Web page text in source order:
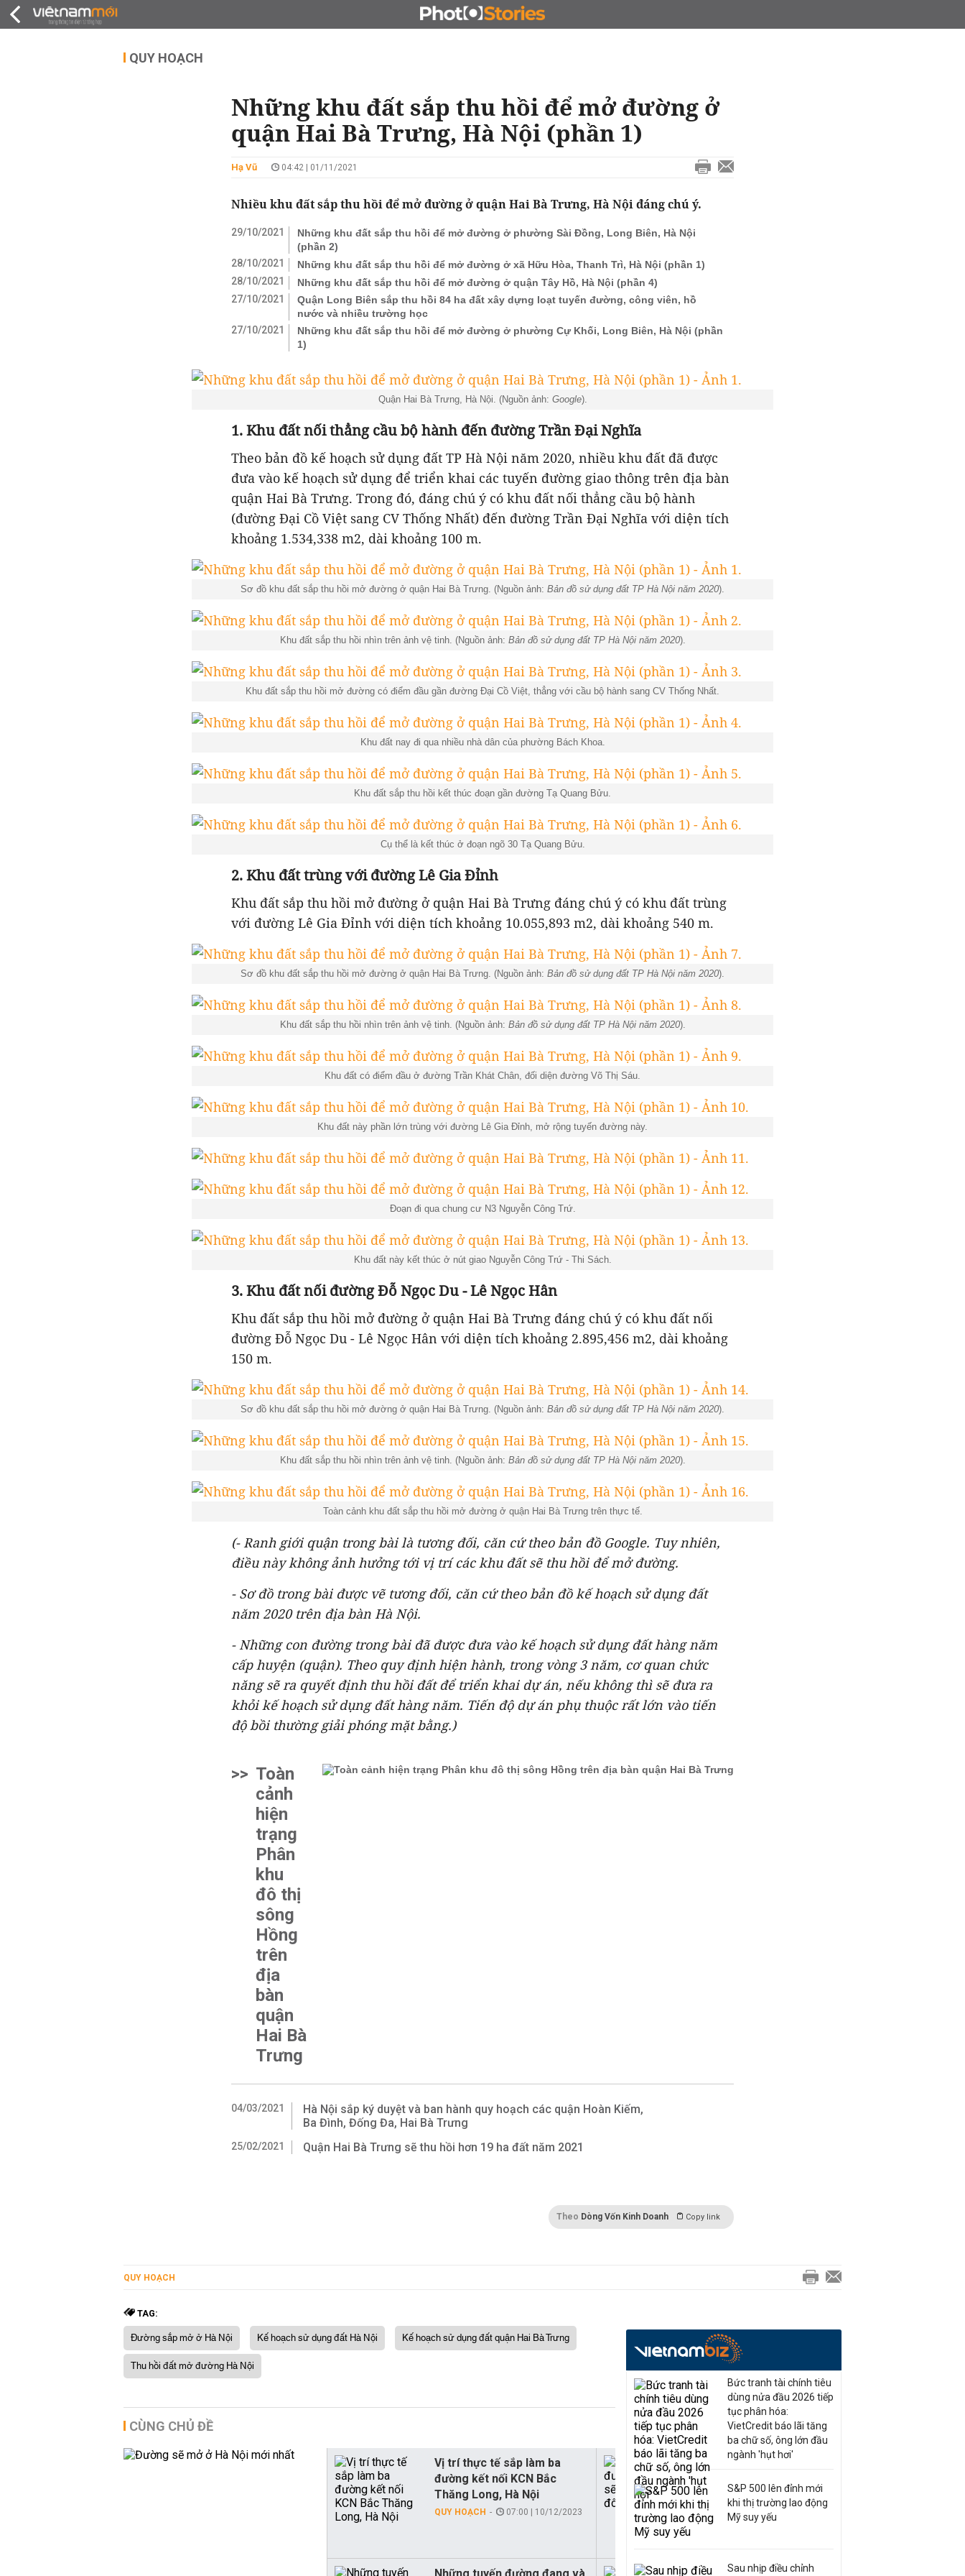
ĐẤU GIÁ - ĐẤU THẦU KINH DOANH
QUY HOẠCH
Những khu đất sắp thu hồi để mở đường ở
quận Hai Bà Trưng, Hà Nội (phần 1)
Hạ Vũ 04:42 | 01/11/2021
Nhiều khu đất sắp thu hồi để mở đường ở quận Hai Bà Trưng, Hà Nội đáng chú ý.
29/10/2021
Những khu đất sắp thu hồi để mở đường ở phường Sài Đồng, Long Biên, Hà Nội
(phần 2)
28/10/2021
Những khu đất sắp thu hồi để mở đường ở xã Hữu Hòa, Thanh Trì, Hà Nội (phần 1)
28/10/2021
Những khu đất sắp thu hồi để mở đường ở quận Tây Hồ, Hà Nội (phần 4)
27/10/2021
Quận Long Biên sắp thu hồi 84 ha đất xây dựng loạt tuyến đường, công viên, hồ
nước và nhiều trường học
27/10/2021
Những khu đất sắp thu hồi để mở đường ở phường Cự Khối, Long Biên, Hà Nội (phần
1)
Quận Hai Bà Trưng, Hà Nội. (Nguồn ảnh: Google).
1. Khu đất nối thẳng cầu bộ hành đến đường Trần Đại Nghĩa
Theo bản đồ kế hoạch sử dụng đất TP Hà Nội năm 2020, nhiều khu đất đã được
đưa vào kế hoạch sử dụng để triển khai các tuyến đường giao thông trên địa bàn
quận Hai Bà Trưng. Trong đó, đáng chú ý có khu đất nối thẳng cầu bộ hành
(đường Đại Cồ Việt sang CV Thống Nhất) đến đường Trần Đại Nghĩa với diện tích
khoảng 1.534,338 m2, dài khoảng 100 m.
Sơ đồ khu đất sắp thu hồi mở đường ở quận Hai Bà Trưng. (Nguồn ảnh: Bản đồ sử dụng đất TP Hà Nội năm 2020).
Khu đất sắp thu hồi nhìn trên ảnh vệ tinh. (Nguồn ảnh: Bản đồ sử dụng đất TP Hà Nội năm 2020).
Khu đất sắp thu hồi mở đường có điểm đầu gần đường Đại Cồ Việt, thẳng với cầu bộ hành sang CV Thống Nhất.
Khu đất nay đi qua nhiều nhà dân của phường Bách Khoa.
Khu đất sắp thu hồi kết thúc đoạn gần đường Tạ Quang Bửu.
Cụ thể là kết thúc ở đoạn ngõ 30 Tạ Quang Bửu.
2. Khu đất trùng với đường Lê Gia Đỉnh
Khu đất sắp thu hồi mở đường ở quận Hai Bà Trưng đáng chú ý có khu đất trùng
với đường Lê Gia Đỉnh với diện tích khoảng 10.055,893 m2, dài khoảng 540 m.
Sơ đồ khu đất sắp thu hồi mở đường ở quận Hai Bà Trưng. (Nguồn ảnh: Bản đồ sử dụng đất TP Hà Nội năm 2020).
Khu đất sắp thu hồi nhìn trên ảnh vệ tinh. (Nguồn ảnh: Bản đồ sử dụng đất TP Hà Nội năm 2020).
Khu đất có điểm đầu ở đường Trần Khát Chân, đối diện đường Võ Thị Sáu.
Khu đất này phần lớn trùng với đường Lê Gia Đỉnh, mở rộng tuyến đường này.
Đoạn đi qua chung cư N3 Nguyễn Công Trứ.
Khu đất này kết thúc ở nút giao Nguyễn Công Trứ - Thi Sách.
3. Khu đất nối đường Đỗ Ngọc Du - Lê Ngọc Hân
Khu đất sắp thu hồi mở đường ở quận Hai Bà Trưng đáng chú ý có khu đất nối
đường Đỗ Ngọc Du - Lê Ngọc Hân với diện tích khoảng 2.895,456 m2, dài khoảng
150 m.
Sơ đồ khu đất sắp thu hồi mở đường ở quận Hai Bà Trưng. (Nguồn ảnh: Bản đồ sử dụng đất TP Hà Nội năm 2020).
Khu đất sắp thu hồi nhìn trên ảnh vệ tinh. (Nguồn ảnh: Bản đồ sử dụng đất TP Hà Nội năm 2020).
Toàn cảnh khu đất sắp thu hồi mở đường ở quận Hai Bà Trưng trên thực tế.
(- Ranh giới quận trong bài là tương đối, căn cứ theo bản đồ Google. Tuy nhiên,
điều này không ảnh hưởng tới vị trí các khu đất sẽ thu hồi để mở đường.
- Sơ đồ trong bài được vẽ tương đối, căn cứ theo bản đồ kế hoạch sử dụng đất
năm 2020 trên địa bàn Hà Nội.
- Những con đường trong bài đã được đưa vào kế hoạch sử dụng đất hàng năm
cấp huyện (quận). Theo quy định hiện hành, trong vòng 3 năm, cơ quan chức
năng sẽ ra quyết định thu hồi đất để triển khai dự án, nếu không thì sẽ đưa ra
khỏi kế hoạch sử dụng đất hàng năm. Tiến độ dự án phụ thuộc rất lớn vào tiến
độ bồi thường giải phóng mặt bằng.)
>> Toàn
cảnh
hiện
trạng
Phân
khu
đô thị
sông
Hồng
trên
địa
bàn
quận
Hai Bà
Trưng
04/03/2021
Hà Nội sắp ký duyệt và ban hành quy hoạch các quận Hoàn Kiếm,
Ba Đình, Đống Đa, Hai Bà Trưng
25/02/2021 Quận Hai Bà Trưng sẽ thu hồi hơn 19 ha đất năm 2021
Theo Dòng Vốn Kinh Doanh Copy link
QUY HOẠCH
TAG:
Đường sắp mở ở Hà Nội Kế hoạch sử dụng đất Hà Nội
Kế hoạch sử dụng đất quận Hai Bà Trưng
Thu hồi đất mở đường Hà Nội
CÙNG CHỦ ĐỀ
Vị trí thực tế sắp làm ba
đường kết nối KCN Bắc
Thăng Long, Hà Nội
QUY HOẠCH 07:00 | 10/12/2023
Những tuyến đường đang và
sẽ mở qua khu đô thị Định
Công
QUY HOẠCH
Bức tranh tài chính tiêu
dùng nửa đầu 2026 tiếp
tục phân hóa:
VietCredit báo lãi tăng
ba chữ số, ông lớn đầu
ngành 'hụt hơi'
S&P 500 lên đỉnh mới
khi thị trường lao động
Mỹ suy yếu
Sau nhịp điều chỉnh